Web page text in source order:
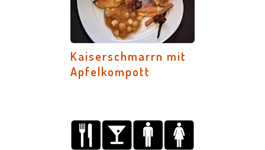
Kaiserschmarrn mit
Apfelkompott